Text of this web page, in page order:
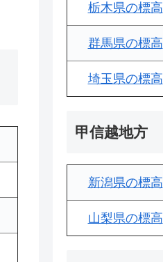
栃木県の標高
群馬県の標高
埼玉県の標高
甲信越地方
新潟県の標高
山梨県の標高